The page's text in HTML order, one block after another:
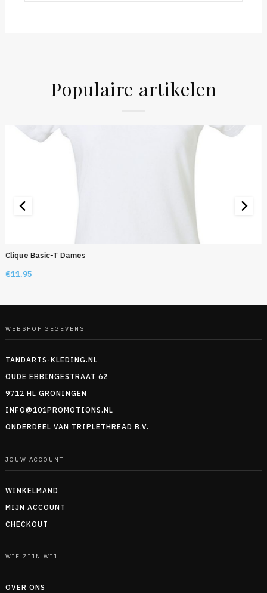
Populaire artikelen
Clique Basic-T Dames
€11.95
WEBSHOP GEGEVENS
TANDARTS-KLEDING.NL
OUDE EBBINGESTRAAT 62
9712 HL GRONINGEN
INFO@101PROMOTIONS.NL
ONDERDEEL VAN TRIPLETHREAD B.V.
JOUW ACCOUNT
WINKELMAND
MIJN ACCOUNT
CHECKOUT
WIE ZIJN WIJ
OVER ONS